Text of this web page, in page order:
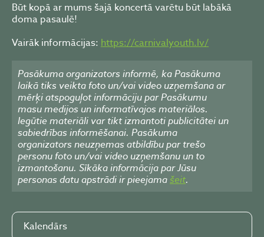
Būt kopā ar mums šajā koncertā varētu būt labākā
doma pasaulē!
Vairāk informācijas: https://carnivalyouth.lv/
Pasākuma organizators informē, ka Pasākuma
laikā tiks veikta foto un/vai video uzņemšana ar
mērķi atspoguļot informāciju par Pasākumu
masu medijos un informatīvajos materiālos.
Iegūtie materiāli var tikt izmantoti publicitātei un
sabiedrības informēšanai. Pasākuma
organizators neuzņemas atbildību par trešo
personu foto un/vai video uzņemšanu un to
izmantošanu. Sīkāka informācija par Jūsu
personas datu apstrādi ir pieejamašeit.
Kalendārs